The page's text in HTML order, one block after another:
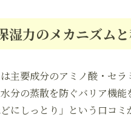
湿力のメカニズム
主要成分のアミノ酸・セ
分の蒸散を防ぐバリア機
にしっとり」という口コミ